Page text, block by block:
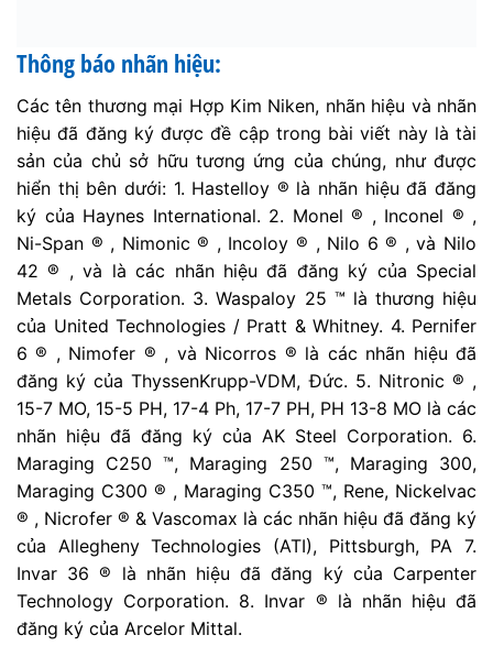
Thông báo nhãn hiệu:
Các tên thương mại Hợp Kim Niken, nhãn hiệu và nhãn
hiệu đã đăng ký được đề cập trong bài viết này là tài
sản của chủ sở hữu tương ứng của chúng, như được
hiển thị bên dưới: 1. Hastelloy ® là nhãn hiệu đã đăng
ký của Haynes International. 2. Monel ® , Inconel ® ,
Ni-Span ® , Nimonic ® , Incoloy ® , Nilo 6 ® , và Nilo
42 ® , và là các nhãn hiệu đã đăng ký của Special
Metals Corporation. 3. Waspaloy 25 ™ là thương hiệu
của United Technologies / Pratt & Whitney. 4. Pernifer
6 ® , Nimofer ® , và Nicorros ® là các nhãn hiệu đã
đăng ký của ThyssenKrupp-VDM, Đức. 5. Nitronic ® ,
15-7 MO, 15-5 PH, 17-4 Ph, 17-7 PH, PH 13-8 MO là các
nhãn hiệu đã đăng ký của AK Steel Corporation. 6.
Maraging C250 ™, Maraging 250 ™, Maraging 300,
Maraging C300 ® , Maraging C350 ™, Rene, Nickelvac
® , Nicrofer ® & Vascomax là các nhãn hiệu đã đăng ký
của Allegheny Technologies (ATI), Pittsburgh, PA 7.
Invar 36 ® là nhãn hiệu đã đăng ký của Carpenter
Technology Corporation. 8. Invar ® là nhãn hiệu đã
đăng ký của Arcelor Mittal.